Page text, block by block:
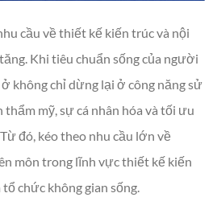
cầu về thiết kế kiến trúc và nội
Khi tiêu chuẩn sống của người
không chỉ dừng lại ở công năng sử
mỹ, sự cá nhân hóa và tối ưu
đó, kéo theo nhu cầu lớn về
môn trong lĩnh vực thiết kế kiến
chức không gian sống.